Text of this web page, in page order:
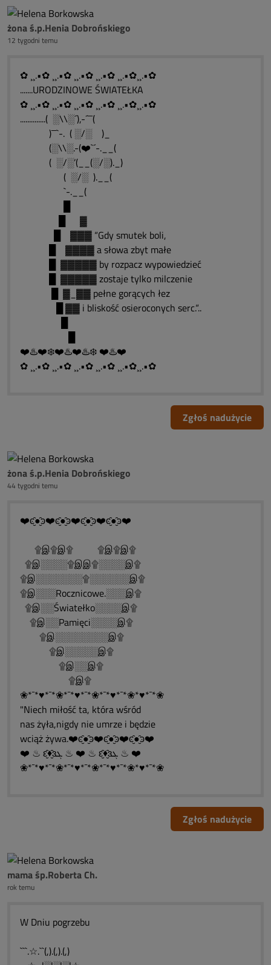
żona ś.p.Henia Dobrońskiego
12 tygodni temu
✿ ¸¸.•✿ ¸¸.•✿ ¸¸.•✿ ¸¸.•✿ ¸¸.•✿¸¸.•✿
.......URODZINOWE ŚWIATEŁKA
✿ ¸¸.•✿ ¸¸.•✿ ¸¸.•✿ ¸¸.•✿ ¸¸.•✿¸¸.•✿
..............( ░\\░´),-´¯¯(
)¯¯`-. ( ░/░ )_
(░\\░.-(❤️`´-.__(
( ░/░’(__(░/░)._)
( ░/░ ).__(
`-.__(
█ ▓
█ ▓▓▓ “Gdy smutek boli,
█ ▓▓▓▓ a słowa zbyt małe
█ ▓▓▓▓▓ by rozpacz wypowiedzieć
█ ▓▓▓▓▓ zostaje tylko milczenie
█ ▓_▓▓ pełne gorących łez
█ ▓▓ i bliskość osieroconych serc.“..
❤️♨️❤️❄️❤️♨️❤️♨️❄️ ❤️♨️❤️
✿ ¸¸.•✿ ¸¸.•✿ ¸¸.•✿ ¸¸.•✿ ¸¸.•✿¸¸.•✿
Zgłoś nadużycie
żona ś.p.Henia Dobrońskiego
44 tygodni temu
❤️ͼ̮̑●̮̑ͽ❤️ͼ̮̑●̮̑ͽ❤️ͼ̮̑●̮̑ͽ❤️ͼ̮̑●̮̑ͽ❤️
۩இ۩இ۩ ۩இ۩இ۩
۩இ░░░░۩இஇ۩░░░░இ۩
۩இ░░░░░░░۩░░░░░░இ۩
۩இ░░░Rocznicowe.░░░இ۩
۩இ░░Światełko░░░░இ۩
۩இ░░Pamięci░░░░இ۩
۩இ░░░░░░░░இ۩
۩இ░░░░░இ۩
۩இ░░இ۩
۩இ۩
❀*¯*♥*¯*❀*¯*♥*¯*❀*¯*♥*¯*❀*♥*¯*❀
"Niech miłość ta, która wśród
nas żyła,nigdy nie umrze i będzie
wciąż żywa.❤️ͼ̮̑●̮̑ͽ❤️ͼ̮̑●̮̑ͽ❤️ͼ̮̑●̮̑ͽ❤️
❤️ ♨ ԑ̮̑♦̮̑ɜܓ ♨ ❤️ ♨ ԑ̮̑♦̮̑ɜܓ ♨ ❤️
❀*¯*♥*¯*❀*¯*♥*¯*❀*¯*♥*¯*❀*♥*¯*❀
Zgłoś nadużycie
mama śp.Roberta Ch.
rok temu
W Dniu pogrzebu
```.☆.``(,).(,).(,)